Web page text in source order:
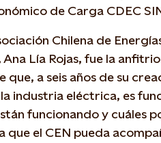
de Carga CDEC
Chilena de
Lía Rojas, fue la
a seis años de su
industria eléctrica, es
funcionando y cuáles
que el CEN pueda